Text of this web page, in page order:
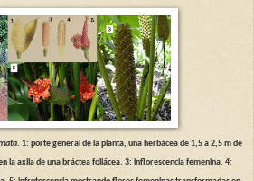
. 1: porte general de la planta, una herbácea de 1,5 a 2,5 m de
la axila de una bráctea foliácea. 3: inflorescencia femenina. 4: